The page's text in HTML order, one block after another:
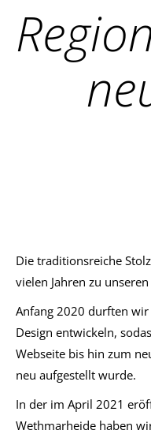
Die traditionsreiche
vielen Jahren zu
Anfang 2020 durften
Design entwickeln,
Webseite bis hin zum
neu aufgestellt wurde.
In der im April 2021
Wethmarheide haben